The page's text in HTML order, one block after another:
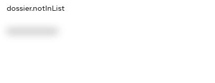
dossier.notInList